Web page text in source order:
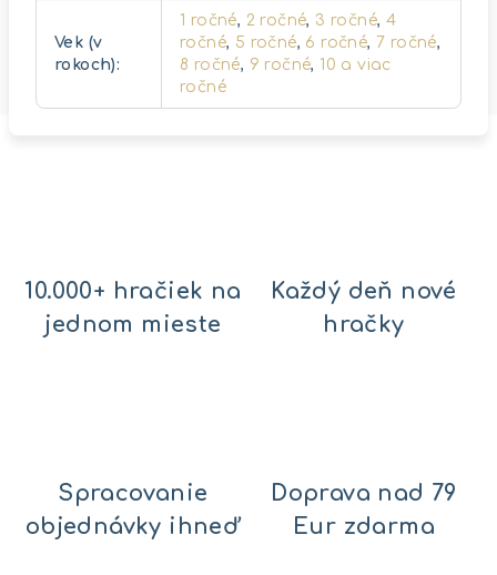
Vek (v
rokoch):
1 ročné, 2 ročné, 3 ročné, 4
ročné, 5 ročné, 6 ročné,7 ročné,
8 ročné, 9 ročné,10 a viac
ročné
10.000+ hračiek na
jednom mieste
Každý deň nové
hračky
Spracovanie
objednávky ihneď
Doprava nad 79
Eur zdarma